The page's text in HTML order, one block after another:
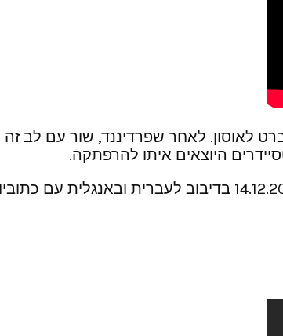
לאוסון. לאחר שפרדיננד, שור עם לב זה
היוצאים איתו להרפתקה.
בימוי: קרלוס סלדנה (ריו). הסרט יוצא בבתי הקולנוע בישראל ב-